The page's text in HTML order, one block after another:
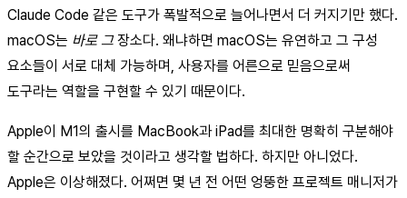
Claude Code 같은 도구가 폭발적으로 늘어나면서 더 커지기만 했다.
macOS는 바로 그장소다. 왜냐하면 macOS는 유연하고 그 구성
요소들이 서로 대체 가능하며, 사용자를 어른으로 믿음으로써
도구라는 역할을 구현할 수 있기 때문이다.
Apple이 M1의 출시를 MacBook과 iPad를 최대한 명확히 구분해야
할 순간으로 보았을 것이라고 생각할 법하다. 하지만 아니었다.
Apple은 이상해졌다. 어쩌면 몇 년 전 어떤 엉뚱한 프로젝트 매니저가